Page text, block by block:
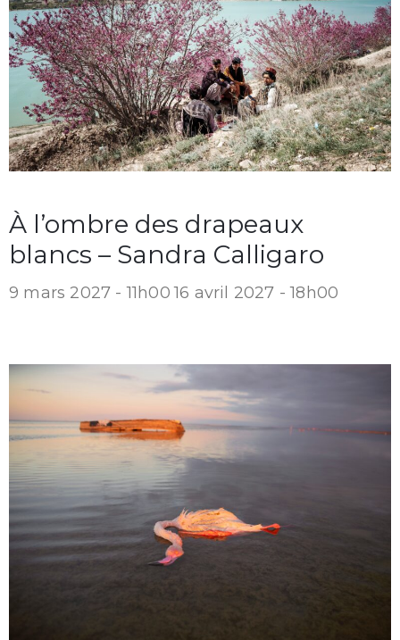
À l’ombre des drapeaux
blancs – Sandra Calligaro
9 mars 2027 - 11h00 16 avril 2027 - 18h00